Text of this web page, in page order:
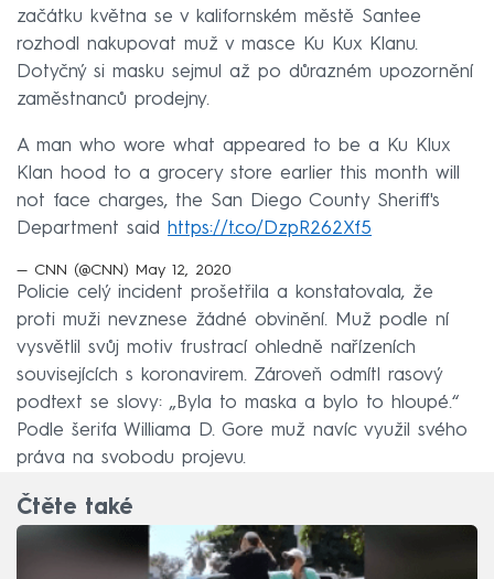
začátku května se v kalifornském městě Santee
rozhodl nakupovat muž v masce Ku Kux Klanu.
Dotyčný si masku sejmul až po důrazném upozornění
zaměstnanců prodejny.
A man who wore what appeared to be a Ku Klux
Klan hood to a grocery store earlier this month will
not face charges, the San Diego County Sheriff's
Department said
https://t.co/DzpR262Xf5
— CNN (@CNN) May 12, 2020
Policie celý incident prošetřila a konstatovala, že
proti muži nevznese žádné obvinění. Muž podle ní
vysvětlil svůj motiv frustrací ohledně nařízeních
souvisejících s koronavirem. Zároveň odmítl rasový
podtext se slovy: „Byla to maska a bylo to hloupé.“
Podle šerifa Williama D. Gore muž navíc využil svého
práva na svobodu projevu.
Čtěte také